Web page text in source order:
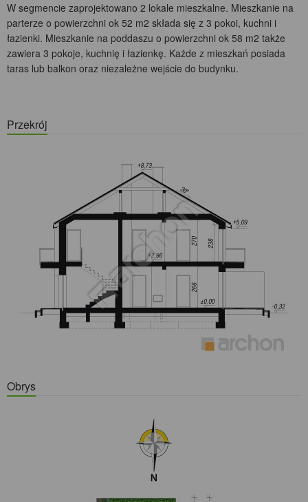
W segmencie zaprojektowano 2 lokale mieszkalne. Mieszkanie na
parterze o powierzchni ok 52 m2 składa się z 3 pokoi, kuchni i
łazienki. Mieszkanie na poddaszu o powierzchni ok 58 m2 także
zawiera 3 pokoje, kuchnię i łazienkę. Każde z mieszkań posiada
taras lub balkon oraz niezależne wejście do budynku.
Przekrój
Obrys